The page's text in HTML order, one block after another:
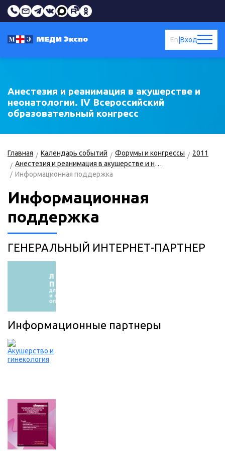
Вход
En
Анестезия и реанимация в акушерстве и
неонатологии. IV Всероссийский
образовательный конгресс
Главная Календарь событий Форумы и конгрессы
2011
Анестезия и реанимация в акушерстве и неонатологии
Информационная поддержка
Информационная
поддержка
ГЕНЕРАЛЬНЫЙ ИНТЕРНЕТ-ПАРТНЕР
Информационные партнеры